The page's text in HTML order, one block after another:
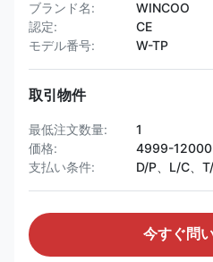
ブランド名:
WINCOO
認定:
CE
モデル番号:
W-TP
取引物件
最低注文数量:
1
価格:
4999-12000
支払い条件:
D/P、L/C、
今すぐ問